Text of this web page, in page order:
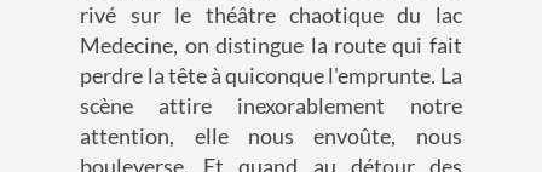
rivé sur le théâtre chaotique du lac
Medecine, on distingue la route qui fait
perdre la tête à quiconque l'emprunte. La
scène attire inexorablement notre
attention, elle nous envoûte, nous
bouleverse. Et quand au détour des